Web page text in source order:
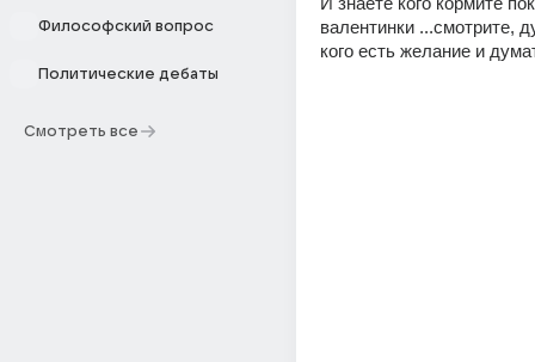
Философский вопрос
Политические дебаты
Смотреть все
валентинки ...смотрите,
кого есть желание и